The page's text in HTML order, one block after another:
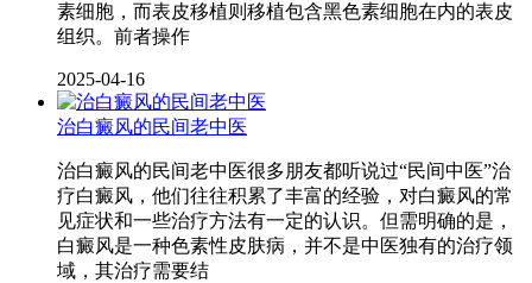
素细胞，而表皮移植则移植包含黑色素细胞在内的表皮
组织。前者操作
2025-04-16
治白癜风的民间老中医
治白癜风的民间老中医很多朋友都听说过“民间中医”治
疗白癜风，他们往往积累了丰富的经验，对白癜风的常
见症状和一些治疗方法有一定的认识。但需明确的是，
白癜风是一种色素性皮肤病，并不是中医独有的治疗领
域，其治疗需要结